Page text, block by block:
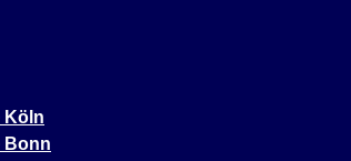
Köln
Bonn